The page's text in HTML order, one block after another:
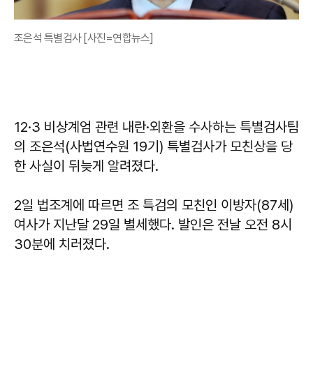
조은석 특별검사 [사진=연합뉴스]
12·3 비상계엄 관련 내란·외환을 수사하는 특별검사팀
의 조은석(사법연수원 19기) 특별검사가 모친상을 당
한 사실이 뒤늦게 알려졌다.
2일 법조계에 따르면 조 특검의 모친인 이방자(87세)
여사가 지난달 29일 별세했다. 발인은 전날 오전 8시
30분에 치러졌다.